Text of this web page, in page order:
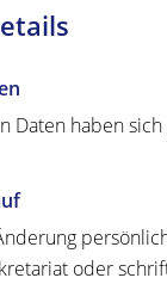
Daten haben
oder